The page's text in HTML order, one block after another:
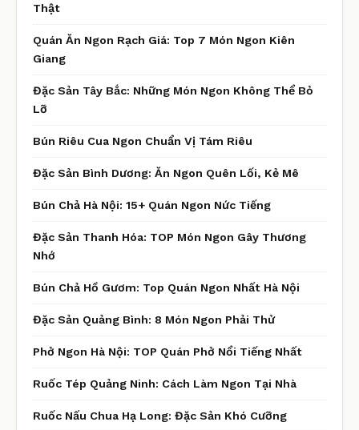
Thật
Quán Ăn Ngon Rạch Giá: Top 7 Món Ngon Kiên
Giang
Đặc Sản Tây Bắc: Những Món Ngon Không Thể Bỏ
Lỡ
Bún Riêu Cua Ngon Chuẩn Vị Tám Riêu
Đặc Sản Bình Dương: Ăn Ngon Quên Lối, Kẻ Mê
Bún Chả Hà Nội: 15+ Quán Ngon Nức Tiếng
Đặc Sản Thanh Hóa: TOP Món Ngon Gây Thương
Nhớ
Bún Chả Hồ Gươm: Top Quán Ngon Nhất Hà Nội
Đặc Sản Quảng Bình: 8 Món Ngon Phải Thử
Phở Ngon Hà Nội: TOP Quán Phở Nổi Tiếng Nhất
Ruốc Tép Quảng Ninh: Cách Làm Ngon Tại Nhà
Ruốc Nấu Chua Hạ Long: Đặc Sản Khó Cưỡng